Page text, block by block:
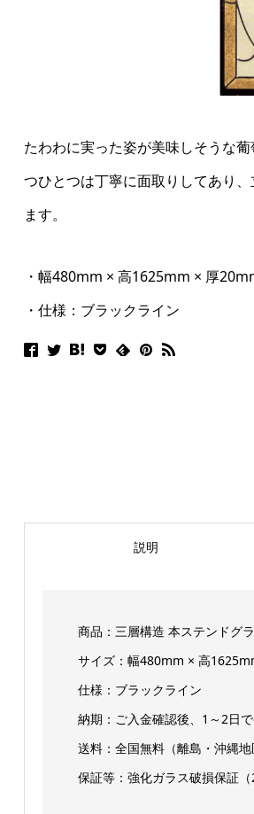
たわわに実った姿が美味しそうな
つひとつは丁寧に面取りしてあり
ます。
・幅480mm × 高1625mm × 厚
・仕様：ブラックライン
説明
商品：三層構造 本ステンドグ
サイズ：幅480mm × 高
仕様：ブラックライン
納期：ご入金確認後、1～2日
送料：全国無料（離島・沖縄地
保証等：強化ガラス破損保証
信州のログハウス「秋」ステン